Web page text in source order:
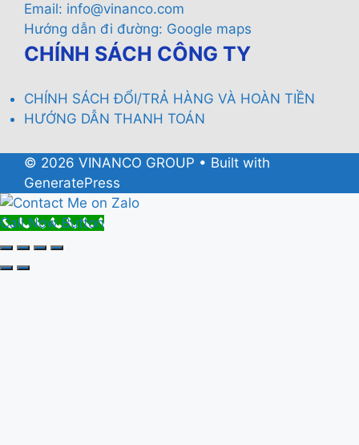
Email: info@vinanco.com
Hướng dẫn đi đường: Google maps
CHÍNH SÁCH CÔNG TY
CHÍNH SÁCH ĐỔI/TRẢ HÀNG VÀ HOÀN TIỀN
HƯỚNG DẪN THANH TOÁN
© 2026 VINANCO GROUP • Built with
GeneratePress
Call Now Button